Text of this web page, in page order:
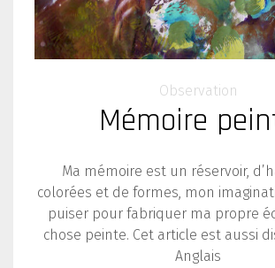
Observation
Mémoire
Ma mémoire est un réservoir,
colorées et de formes, mon
puiser pour fabriquer ma propre
chose peinte. Cet article est aussi
Anglais